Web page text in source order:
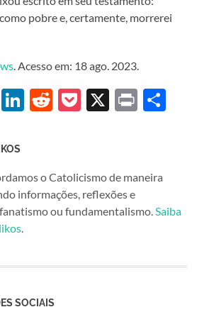
pobre e, certamente, morrerei
. Acesso em: 18 ago. 2023.
EmailLinkedIn
Reddit
Pocket
X Print
o Catolicismo de maneira
informações, reflexões e
ou fundamentalismo.Saiba
.
SOCIAIS